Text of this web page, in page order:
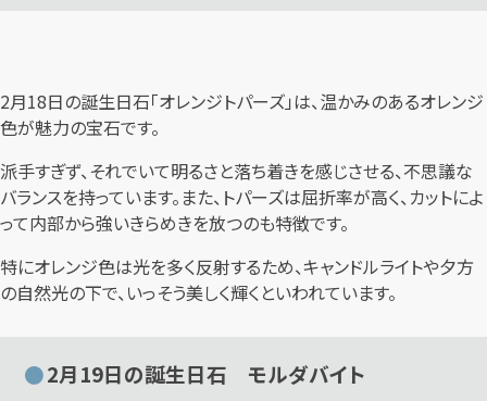
2月18日の誕生日石「オレンジトパーズ」は、温かみのあるオレンジ
色が魅力の宝石です。
派手すぎず、それでいて明るさと落ち着きを感じさせる、不思議な
バランスを持っています。また、トパーズは屈折率が高く、カットによ
って内部から強いきらめきを放つのも特徴です。
特にオレンジ色は光を多く反射するため、キャンドルライトや夕方
の自然光の下で、いっそう美しく輝くといわれています。
2月19日の誕生日石 モルダバイト